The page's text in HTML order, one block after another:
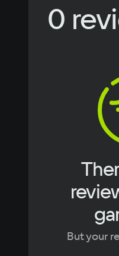
Intel Core i3
Memory
Processor
Intel Core i5
Memory
Video card
256 Mb
Russian
English
Japanese
0
But your